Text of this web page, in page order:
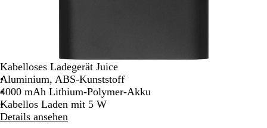
Kabelloses Ladegerät Juice
Aluminium, ABS-Kunststoff
4000 mAh Lithium-Polymer-Akku
Kabellos Laden mit 5 W
Details ansehen